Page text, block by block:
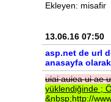
Ekleyen: misafir
13.06.16 07:50
asp.net de url
anasayfa
uiaiauieauiae
yüklendiğinde ;
&nbsp;http://